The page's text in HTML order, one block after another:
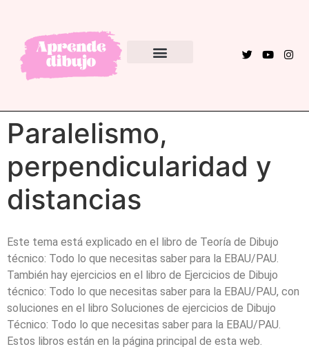
Paralelismo,
perpendicularidad y
distancias
Este tema está explicado en el libro de Teoría de Dibujo
técnico: Todo lo que necesitas saber para la EBAU/PAU.
También hay ejercicios en el libro de Ejercicios de Dibujo
técnico: Todo lo que necesitas saber para la EBAU/PAU, con
soluciones en el libro Soluciones de ejercicios de Dibujo
Técnico: Todo lo que necesitas saber para la EBAU/PAU.
Estos libros están en la página principal de esta web.